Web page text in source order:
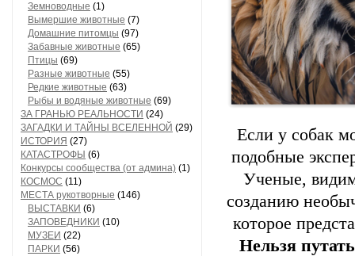
Земноводные (1)
Вымершие животные (7)
Домашние питомцы (97)
Забавные животные (65)
Птицы (69)
Разные животные (55)
Редкие животные (63)
Рыбы и водяные животные (69)
ЗА ГРАНЬЮ РЕАЛЬНОСТИ (24)
ЗАГАДКИ И ТАЙНЫ ВСЕЛЕННОЙ (29)
ИСТОРИЯ (27)
КАТАСТРОФЫ (6)
Конкурсы сообщества (от админа) (1)
КОСМОС (11)
МЕСТА рукотворные (146)
ВЫСТАВКИ (6)
ЗАПОВЕДНИКИ (10)
МУЗЕИ (22)
ПАРКИ (56)
Если у собак
подобные
Ученые,
созданию
которое
Нельзя